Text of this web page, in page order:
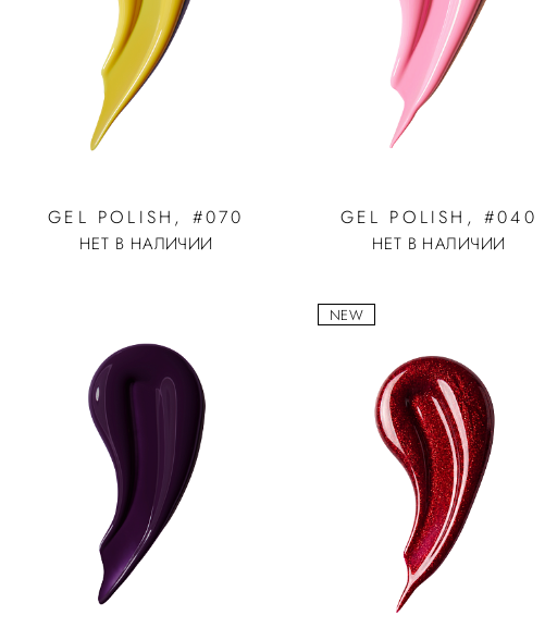
GEL POLISH, #070
НЕТ В НАЛИЧИИ
GEL POLISH, #040
НЕТ В НАЛИЧИИ
NEW